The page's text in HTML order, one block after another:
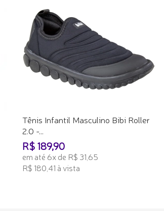
Tênis Infantil Masculino Bibi Roller
2.0 -...
R$ 189,90
em até 6x de R$ 31,65
R$ 180,41 à vista